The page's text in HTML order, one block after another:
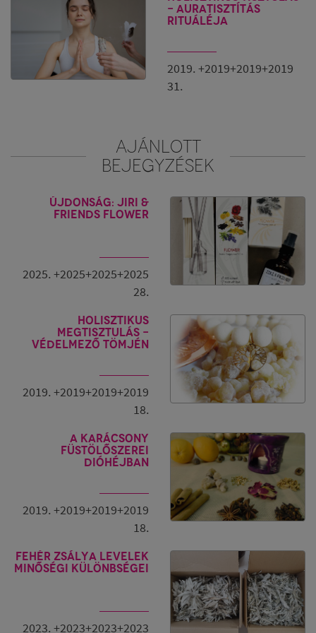
- Auratisztítás
rituáléja
2019. +2019+2019+2019
31.
AJÁNLOTT
BEJEGYZÉSEK
Újdonság: Jiri &
Friends Flower
2025. +2025+2025+2025
28.
Holisztikus
megtisztulás -
Védelmező tömjén
2019. +2019+2019+2019
18.
A Karácsony
füstölőszerei
dióhéjban
2019. +2019+2019+2019
18.
Fehér zsálya levelek
minőségi különbségei
2023. +2023+2023+2023